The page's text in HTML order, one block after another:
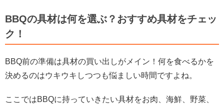
BBQの具材は何を選ぶ？おすすめ具材をチェッ
ク！
BBQ前の準備は具材の買い出しがメイン！何を食べるかを
決めるのはウキウキしつつも悩ましい時間ですよね。
ここではBBQに持っていきたい具材をお肉、海鮮、野菜、